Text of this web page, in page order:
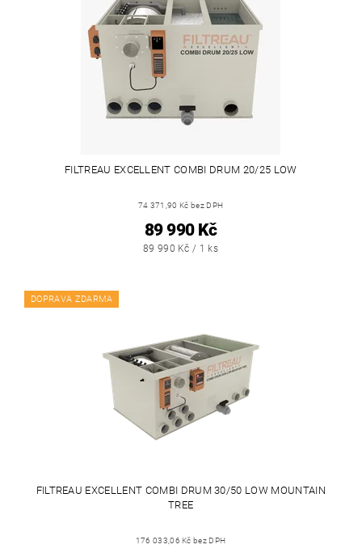
FILTREAU EXCELLENT COMBI DRUM 20/25 LOW
74 371,90 Kč bez DPH
89 990 Kč
89 990 Kč / 1 ks
DOPRAVA ZDARMA
FILTREAU EXCELLENT COMBI DRUM 30/50 LOW MOUNTAIN
TREE
176 033,06 Kč bez DPH